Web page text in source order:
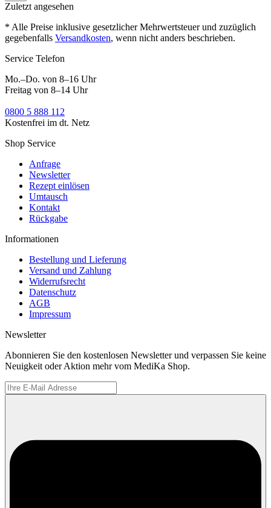
Zuletzt angesehen
* Alle Preise inklusive gesetzlicher Mehrwertsteuer und zuzüglich
gegebenfalls Versandkosten, wenn nicht anders beschrieben.
Service Telefon
Mo.–Do. von 8–16 Uhr
Freitag von 8–14 Uhr
0800 5 888 112
Kostenfrei im dt. Netz
Shop Service
Anfrage
Newsletter
Rezept einlösen
Umtausch
Kontakt
Rückgabe
Informationen
Bestellung und Lieferung
Versand und Zahlung
Widerrufsrecht
Datenschutz
AGB
Impressum
Newsletter
Abonnieren Sie den kostenlosen Newsletter und verpassen Sie keine
Neuigkeit oder Aktion mehr vom MediKa Shop.